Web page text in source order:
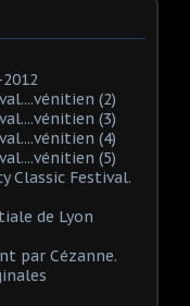
(2)
(3)
(4)
(5)
Classic Festival.
de Lyon
par Cézanne.